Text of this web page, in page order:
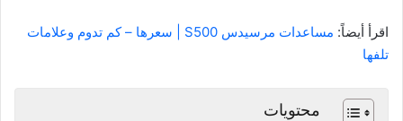
اقرأ أيضاً:
مساعدات مرسيدس S500 | سعرها – كم تدوم وعلامات
تلفها
محتويات